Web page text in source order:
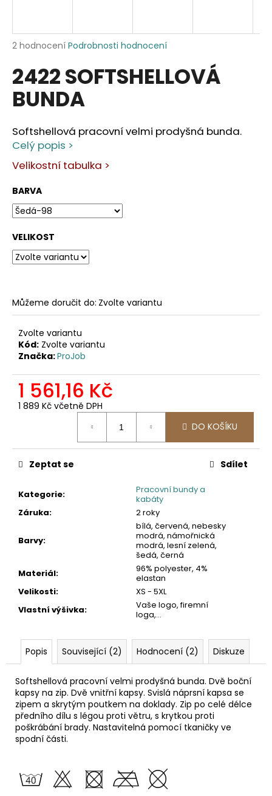
Průměrné
produktu
je
5,0
hvězdiček.
2 hodnocení Podrobnosti hodnocení
2422 SOFTSHELLOVÁ
BUNDA
Softshellová pracovní velmi prodyšná bunda.
Celý popis >
Velikostní tabulka >
BARVA
VELIKOST
Můžeme doručit do: Zvolte variantu
Zvolte variantu
Kód: Zvolte variantu
Značka:ProJob
1 561,16 Kč
1 889 Kč včetně DPH
DO KOŠÍKU
Kategorie:
Pracovní bundy a
kabáty
Záruka: 2 roky
Barvy:
bílá, červená, nebesky
modrá, námořnická
modrá, lesní zelená,
šedá, černá
Materiál:
96% polyester, 4%
elastan
Velikosti:
XS - 5XL
Vlastní výšivka:
Vaše logo, firemní
loga,...
Zeptat se Sdílet
Popis Související (2) Hodnocení (2) Diskuze
Softshellová pracovní velmi prodyšná bunda. Dvě boční
kapsy na zip. Dvě vnitřní kapsy. Svislá náprsní kapsa se
zipem a skrytým poutkem na doklady. Zip po celé délce
předního dílu s légou proti větru, s krytkou proti
poškrábání brady. Nastavitelná pomocí tkaničky ve
spodní části.
j
í
?
D
o
p
o
r
u
j
e
m
e
2030
PRACOVNÍ
FUNKČNÍ
TRIKO